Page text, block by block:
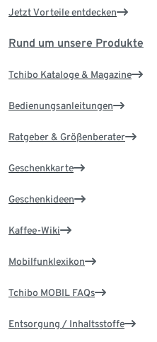
Jetzt Vorteile entdecken
Rund um unsere Produkte
Tchibo Kataloge & Magazine
Bedienungsanleitungen
Ratgeber & Größenberater
Geschenkkarte
Geschenkideen
Kaffee-Wiki
Mobilfunklexikon
Tchibo MOBIL FAQs
Entsorgung / Inhaltsstoffe